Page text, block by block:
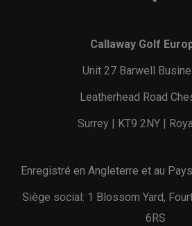
Callaway Golf
Unit 27 Barwell
Leatherhead Road
Surrey | KT9 2NY |
Enregistré en Angleterre et au
Siège social: 1 Blossom Yard,
6RS